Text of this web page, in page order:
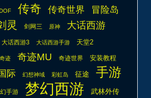
DOF 传奇 传奇世界 冒险岛
灵 剑网三 原神 大话西游
大话西游3 大话西游手游 天堂2
奇迹 奇迹MU 奇迹世界 安装教程
际 幻想神域 彩虹岛 征途 手游
手游 梦幻西游
武林外传